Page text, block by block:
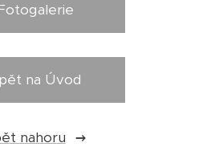
na Úvod
nahoru